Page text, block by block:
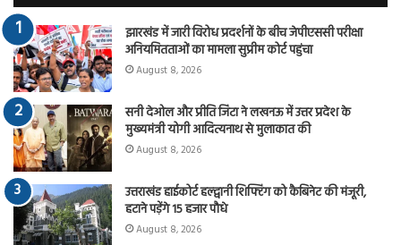
झारखंड में जारी विरोध प्रदर्शनों के बीच जेपीएससी परीक्षा
अनियमितताओं का मामला सुप्रीम कोर्ट पहुंचा
August 8, 2026
सनी देओल और प्रीति जिंटा ने लखनऊ में उत्तर प्रदेश के
मुख्यमंत्री योगी आदित्यनाथ से मुलाकात की
August 8, 2026
उत्तराखंड हाईकोर्ट हल्द्वानी शिफ्टिंग को कैबिनेट की मंजूरी,
हटाने पड़ेंगे 15 हजार पौधे
August 8, 2026